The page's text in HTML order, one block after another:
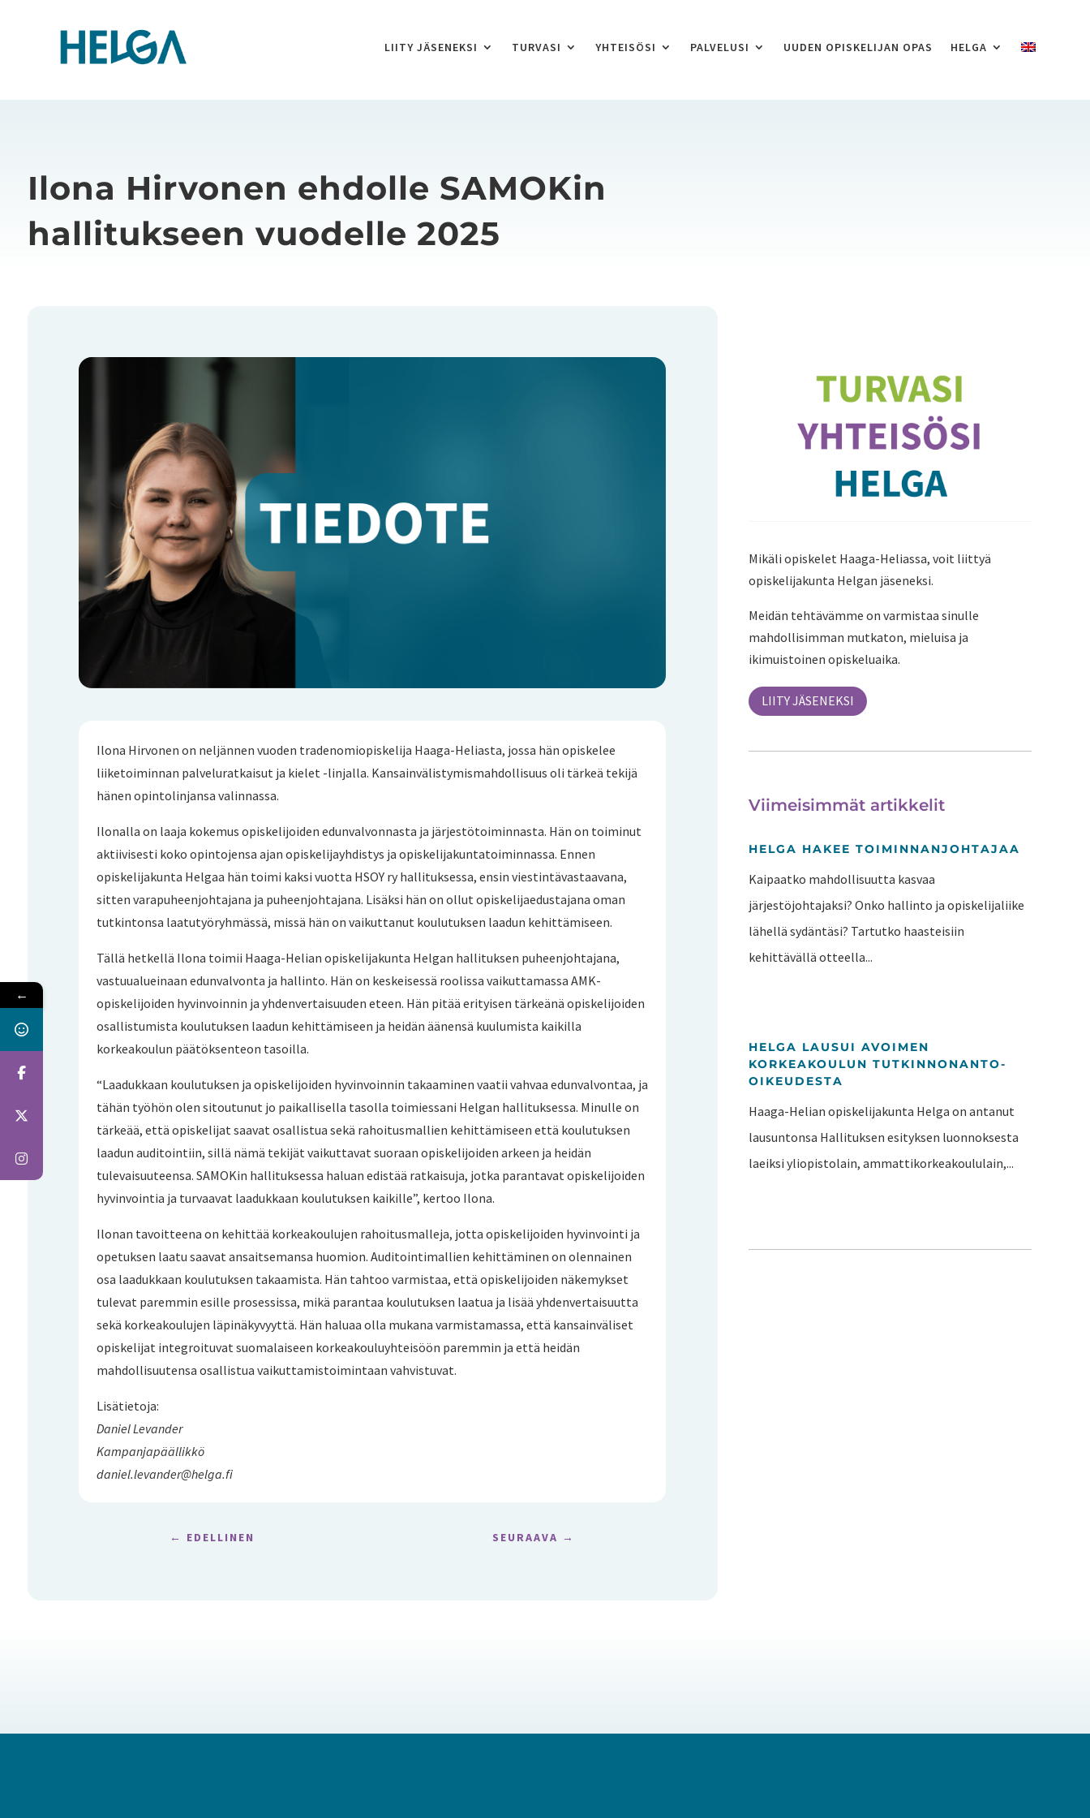
LIITY JÄSENEKSI TURVASI YHTEISÖSI PALVELUSI UUDEN OPISKELIJAN OPAS HELGA
Ilona Hirvonen ehdolle SAMOKin
hallitukseen vuodelle 2025
Ilona Hirvonen on neljännen vuoden tradenomiopiskelija Haaga-Heliasta, jossa hän opiskelee
liiketoiminnan palveluratkaisut ja kielet -linjalla. Kansainvälistymismahdollisuus oli tärkeä tekijä
hänen opintolinjansa valinnassa.
Ilonalla on laaja kokemus opiskelijoiden edunvalvonnasta ja järjestötoiminnasta. Hän on toiminut
aktiivisesti koko opintojensa ajan opiskelijayhdistys ja opiskelijakuntatoiminnassa. Ennen
opiskelijakunta Helgaa hän toimi kaksi vuotta HSOY ry hallituksessa, ensin viestintävastaavana,
sitten varapuheenjohtajana ja puheenjohtajana. Lisäksi hän on ollut opiskelijaedustajana oman
tutkintonsa laatutyöryhmässä, missä hän on vaikuttanut koulutuksen laadun kehittämiseen.
Tällä hetkellä Ilona toimii Haaga-Helian opiskelijakunta Helgan hallituksen puheenjohtajana,
vastuualueinaan edunvalvonta ja hallinto. Hän on keskeisessä roolissa vaikuttamassa AMK-
opiskelijoiden hyvinvoinnin ja yhdenvertaisuuden eteen. Hän pitää erityisen tärkeänä opiskelijoiden
osallistumista koulutuksen laadun kehittämiseen ja heidän äänensä kuulumista kaikilla
korkeakoulun päätöksenteon tasoilla.
“Laadukkaan koulutuksen ja opiskelijoiden hyvinvoinnin takaaminen vaatii vahvaa edunvalvontaa, ja
tähän työhön olen sitoutunut jo paikallisella tasolla toimiessani Helgan hallituksessa. Minulle on
tärkeää, että opiskelijat saavat osallistua sekä rahoitusmallien kehittämiseen että koulutuksen
laadun auditointiin, sillä nämä tekijät vaikuttavat suoraan opiskelijoiden arkeen ja heidän
tulevaisuuteensa. SAMOKin hallituksessa haluan edistää ratkaisuja, jotka parantavat opiskelijoiden
hyvinvointia ja turvaavat laadukkaan koulutuksen kaikille”, kertoo Ilona.
Ilonan tavoitteena on kehittää korkeakoulujen rahoitusmalleja, jotta opiskelijoiden hyvinvointi ja
opetuksen laatu saavat ansaitsemansa huomion. Auditointimallien kehittäminen on olennainen
osa laadukkaan koulutuksen takaamista. Hän tahtoo varmistaa, että opiskelijoiden näkemykset
tulevat paremmin esille prosessissa, mikä parantaa koulutuksen laatua ja lisää yhdenvertaisuutta
sekä korkeakoulujen läpinäkyvyyttä. Hän haluaa olla mukana varmistamassa, että kansainväliset
opiskelijat integroituvat suomalaiseen korkeakouluyhteisöön paremmin ja että heidän
mahdollisuutensa osallistua vaikuttamistoimintaan vahvistuvat.
Lisätietoja:
Daniel Levander
Kampanjapäällikkö
daniel.levander@helga.fi
← EDELLINEN SEURAAVA →
Mikäli opiskelet Haaga-Heliassa, voit liittyä
opiskelijakunta Helgan jäseneksi.
Meidän tehtävämme on varmistaa sinulle
mahdollisimman mutkaton, mieluisa ja
ikimuistoinen opiskeluaika.
LIITY JÄSENEKSI
Viimeisimmät artikkelit
HELGA HAKEE TOIMINNANJOHTAJAA
Kaipaatko mahdollisuutta kasvaa
järjestöjohtajaksi? Onko hallinto ja opiskelijaliike
lähellä sydäntäsi? Tartutko haasteisiin
kehittävällä otteella...
HELGA LAUSUI AVOIMEN
KORKEAKOULUN TUTKINNONANTO-
OIKEUDESTA
Haaga-Helian opiskelijakunta Helga on antanut
lausuntonsa Hallituksen esityksen luonnoksesta
laeiksi yliopistolain, ammattikorkeakoululain,...
←